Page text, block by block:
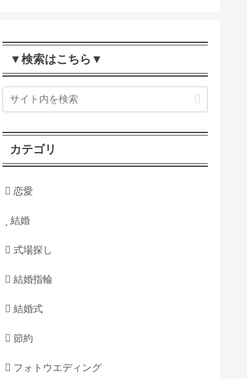
▼検索はこちら▼
カテゴリ
恋愛
結婚
式場探し
結婚指輪
結婚式
節約
フォトウエディング